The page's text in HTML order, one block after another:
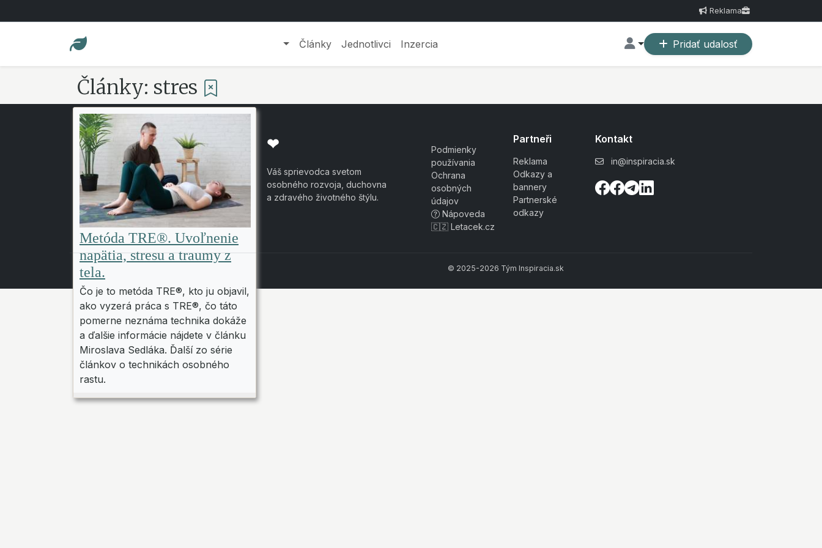
Reklama
Články Jednotlivci Inzercia Pridať udalosť
Články: stres
Metóda TRE®. Uvoľnenie
napätia, stresu a traumy z
tela.
Čo je to metóda TRE®, kto ju objavil,
ako vyzerá práca s TRE®, čo táto
pomerne neznáma technika dokáže
a ďalšie informácie nájdete v článku
Miroslava Sedláka. Ďalší zo série
článkov o technikách osobného
rastu.
❤
Váš sprievodca svetom
osobného rozvoja, duchovna
a zdravého životného štýlu.
Podmienky
používania
Ochrana
osobných
údajov
Nápoveda
🇨🇿 Letacek.cz
Partneři
Reklama
Odkazy a
bannery
Partnerské
odkazy
Kontakt
in@inspiracia.sk
© 2025-2026 Tým Inspiracia.sk